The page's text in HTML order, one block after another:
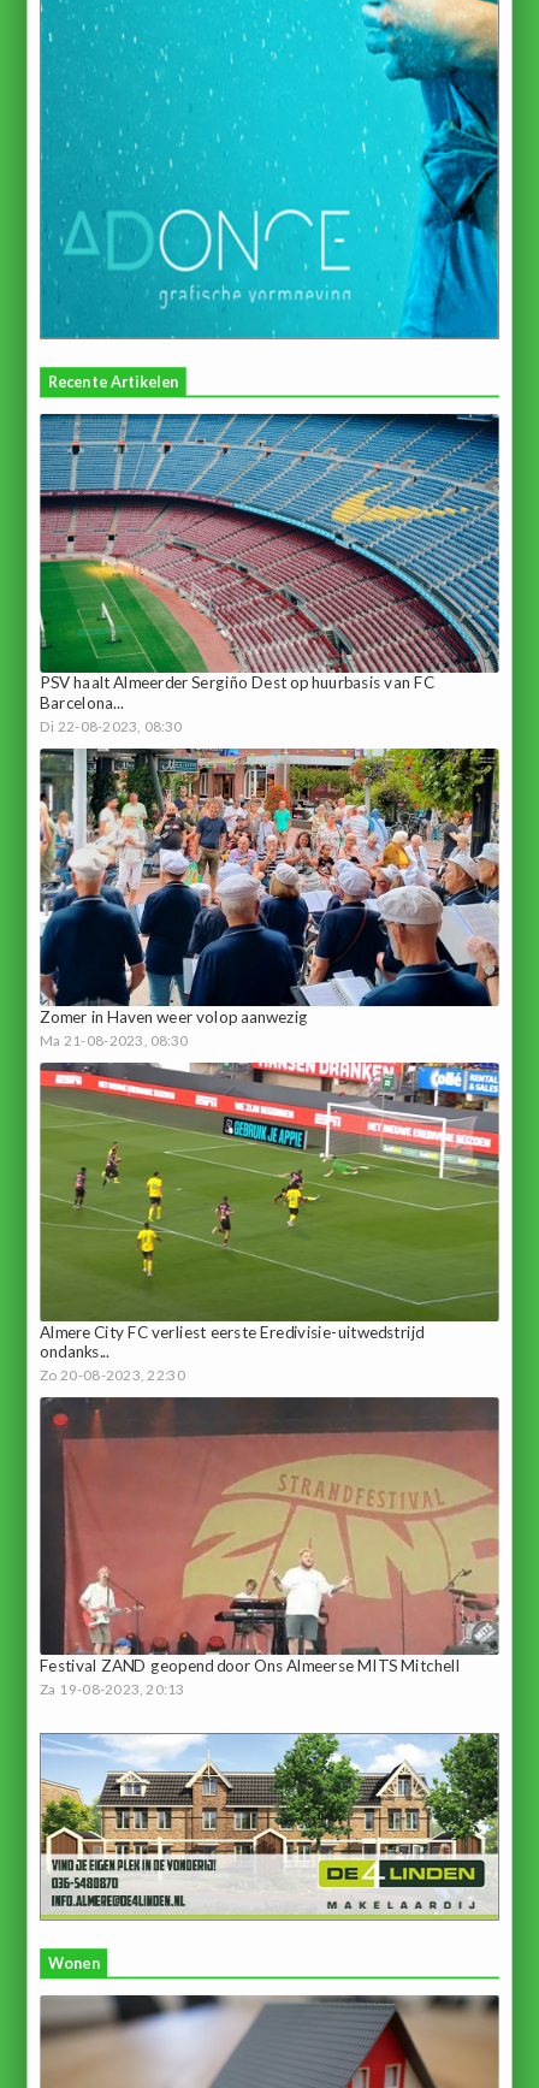
Recente Artikelen
PSV haalt Almeerder Sergiño Dest op huurbasis van FC
Barcelona...
Di 22-08-2023, 08:30
Zomer in Haven weer volop aanwezig
Ma 21-08-2023, 08:30
Almere City FC verliest eerste Eredivisie-uitwedstrijd
ondanks...
Zo 20-08-2023, 22:30
Festival ZAND geopend door Ons Almeerse MITS Mitchell
Za 19-08-2023, 20:13
Wonen